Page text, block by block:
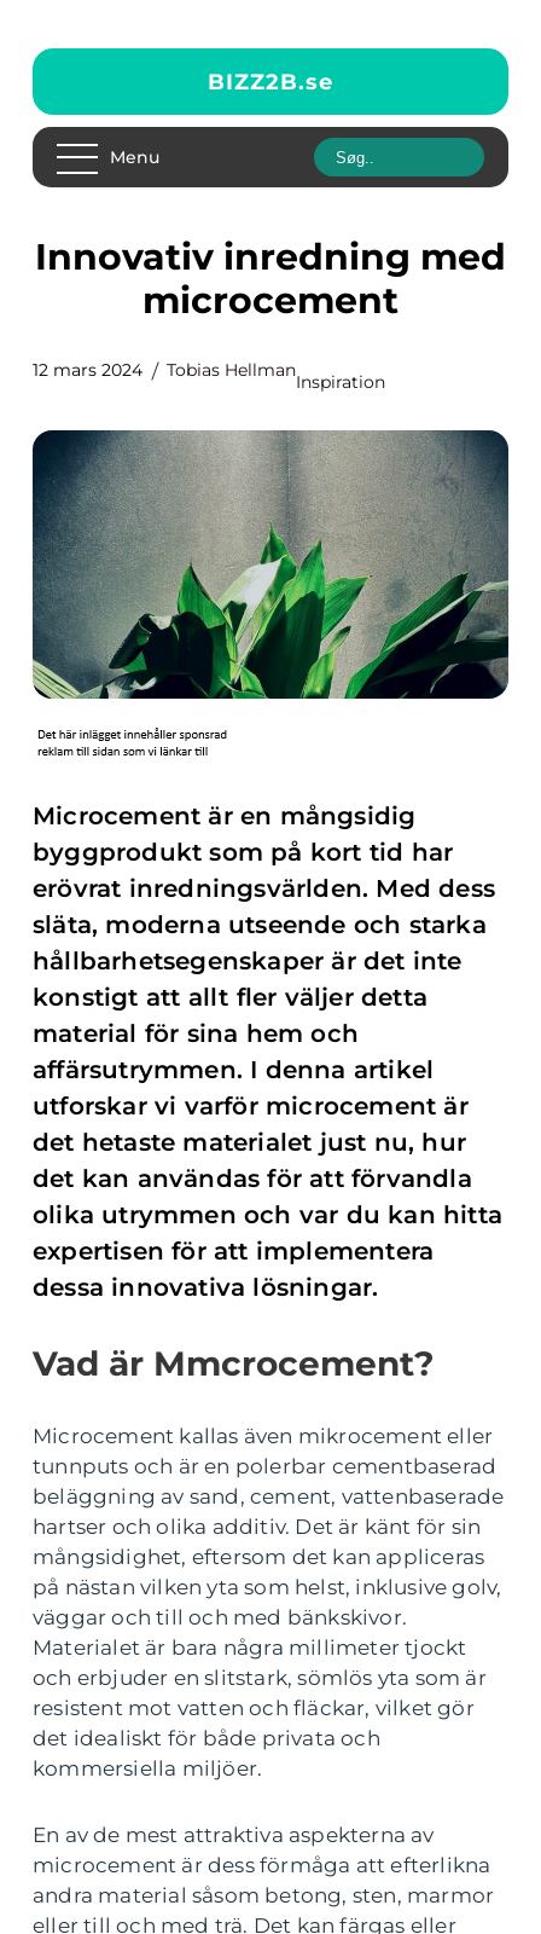
BIZZ2B.se
Menu
Innovativ inredning med
microcement
12 mars 2024 Tobias Hellman
Inspiration
Microcement är en mångsidig
byggprodukt som på kort tid har
erövrat inredningsvärlden. Med dess
släta, moderna utseende och starka
hållbarhetsegenskaper är det inte
konstigt att allt fler väljer detta
material för sina hem och
affärsutrymmen. I denna artikel
utforskar vi varför microcement är
det hetaste materialet just nu, hur
det kan användas för att förvandla
olika utrymmen och var du kan hitta
expertisen för att implementera
dessa innovativa lösningar.
Vad är Mmcrocement?
Microcement kallas även mikrocement eller
tunnputs och är en polerbar cementbaserad
beläggning av sand, cement, vattenbaserade
hartser och olika additiv. Det är känt för sin
mångsidighet, eftersom det kan appliceras
på nästan vilken yta som helst, inklusive golv,
väggar och till och med bänkskivor.
Materialet är bara några millimeter tjockt
och erbjuder en slitstark, sömlös yta som är
resistent mot vatten och fläckar, vilket gör
det idealiskt för både privata och
kommersiella miljöer.
En av de mest attraktiva aspekterna av
microcement är dess förmåga att efterlikna
andra material såsom betong, sten, marmor
eller till och med trä. Det kan färgas eller